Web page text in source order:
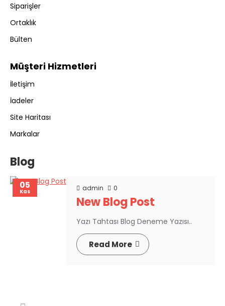
Siparişler
Ortaklık
Bülten
Müşteri Hizmetleri
İletişim
İadeler
Site Haritası
Markalar
Blog
05
Kas admin 0
New Blog Post
Yazı Tahtası Blog Deneme Yazısı..
Read More